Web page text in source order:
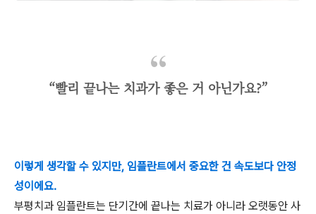
“빨리 끝나는 치과가 좋은 거 아닌가요?”
이렇게 생각할 수 있지만, 임플란트에서 중요한 건 속도보다 안정
성이에요.
부평치과 임플란트는 단기간에 끝나는 치료가 아니라 오랫동안 사